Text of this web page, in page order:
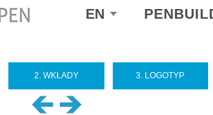
Select
yourEN
2. WKŁADY 3. LOGOTYP